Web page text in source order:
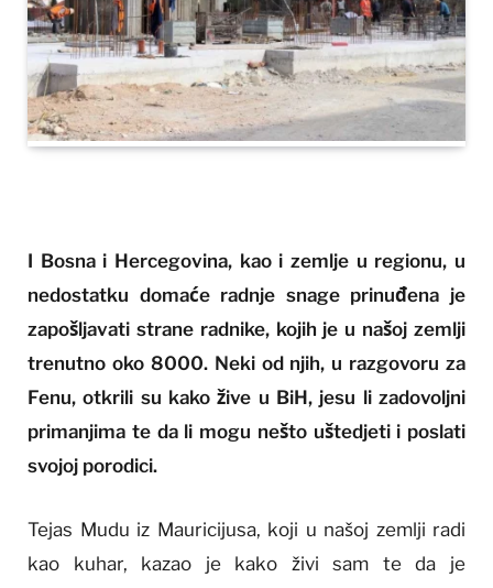
I Bosna i Hercegovina, kao i zemlje u regionu, u
nedostatku domaće radnje snage prinuđena je
zapošljavati strane radnike, kojih je u našoj zemlji
trenutno oko 8000. Neki od njih, u razgovoru za
Fenu, otkrili su kako žive u BiH, jesu li zadovoljni
primanjima te da li mogu nešto uštedjeti i poslati
svojoj porodici.
Tejas Mudu iz Mauricijusa, koji u našoj zemlji radi
kao kuhar, kazao je kako živi sam te da je